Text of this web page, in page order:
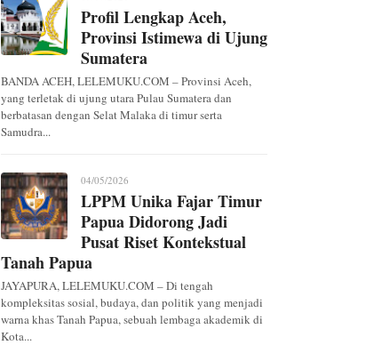
Profil Lengkap Aceh,
Provinsi Istimewa di Ujung
Sumatera
BANDA ACEH, LELEMUKU.COM – Provinsi Aceh,
yang terletak di ujung utara Pulau Sumatera dan
berbatasan dengan Selat Malaka di timur serta
Samudra...
04/05/2026
LPPM Unika Fajar Timur
Papua Didorong Jadi
Pusat Riset Kontekstual
Tanah Papua
JAYAPURA, LELEMUKU.COM – Di tengah
kompleksitas sosial, budaya, dan politik yang menjadi
warna khas Tanah Papua, sebuah lembaga akademik di
Kota...